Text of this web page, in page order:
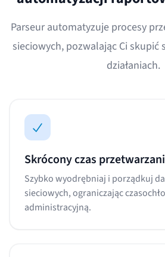
Parseur automatyzuje procesy
sieciowych, pozwalając Ci skupić
działaniach.
Skrócony czas
Szybko wyodrębniaj i porządkuj
sieciowych, ograniczając
administracyjną.